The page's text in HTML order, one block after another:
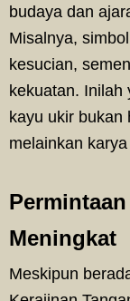
budaya dan
Misalnya,
kesucian,
kekuatan. Inilah
kayu ukir bukan
melainkan
Meningkat
Meskipun